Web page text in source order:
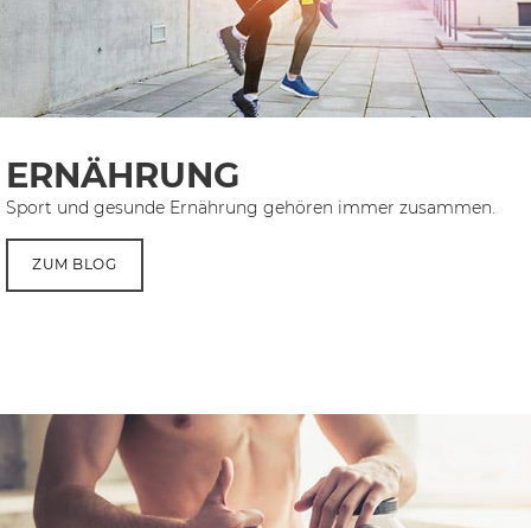
ERNÄHRUNG
Sport und gesunde Ernährung gehören immer zusammen.
ZUM BLOG